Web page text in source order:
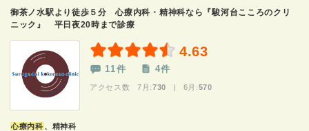
御茶ノ水駅より徒歩５分 心療内科・精神科なら『駿河台こころのクリ
ニック』 平日夜20時まで診療
4.63
11件 4件
アクセス数 7月:730 | 6月:570
心療内科 、精神科